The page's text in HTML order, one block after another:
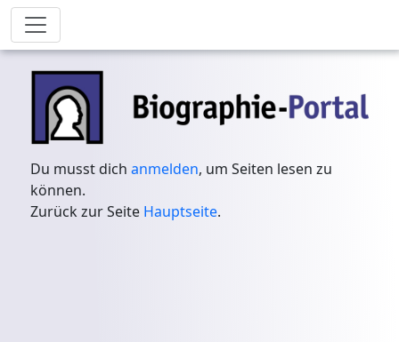
Du musst dichanmelden, um Seiten lesen zu
können.
Zurück zur Seite Hauptseite.